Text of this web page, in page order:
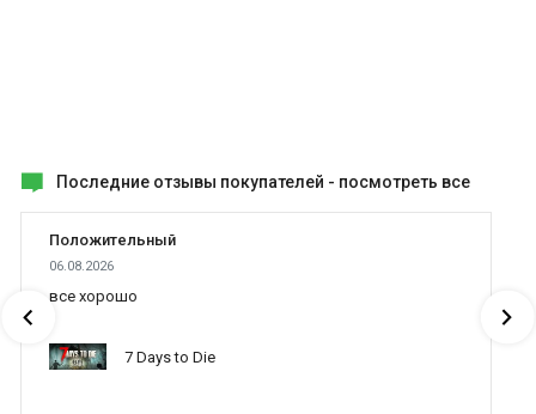
Последние отзывы покупателей - посмотреть все
Положительный
06.08.2026
все хорошо
7 Days to Die